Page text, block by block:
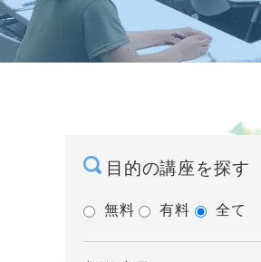
目的の講座を探す
無料 有料 全て